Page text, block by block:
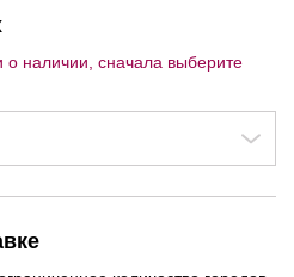
наличии, сначала выберите